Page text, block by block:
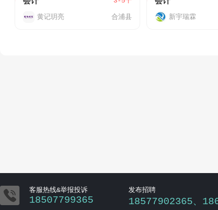
黄记玥亮 合浦县 新宇瑞霖
 客服热线&举报投诉
18507799365
发布招聘
18577902365、